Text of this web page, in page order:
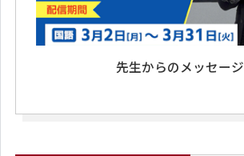
先生からのメッセージ